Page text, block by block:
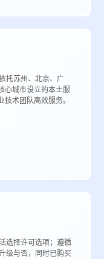
托苏州、北京、广
心城市设立的本土服
术团队高效服务。
选择许可选项；遵循
级与否，同时已购买